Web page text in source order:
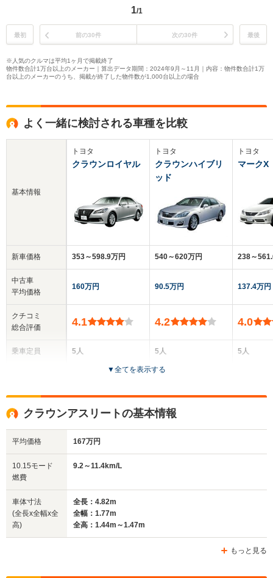
1/1
最初 前の30件 次の30件 最後
※人気のクルマは平均1ヶ月で掲載終了
物件数合計1万台以上のメーカー｜算出データ期間：2024年9月～11月｜内容：物件数合計1万
台以上のメーカーのうち、掲載が終了した物件数が1,000台以上の場合
よく一緒に検討される車種を比較
基本情報
新車価格
中古車
平均価格
クチコミ
総合評価
乗車定員
サイズ
(全長x全幅x全高)
トヨタ
クラウンロイヤル
353～598.9万円
160万円
4.1
5人
1.46m～1.48m
全幅
1.8m
トヨタ
クラウンハイブリ
ッド
540～620万円
90.5万円
4.2
5人
4ドア
トヨタ
マークX
238～
137.4万円
4.0
5人
▼全てを表示する
クラウンアスリートの基本情報
平均価格 167万円
10.15モード
燃費
9.2～11.4km/L
車体寸法
(全長x全幅x全
高)
全長：4.82m
全幅：1.77m
全高：1.44m～1.47m
もっと見る